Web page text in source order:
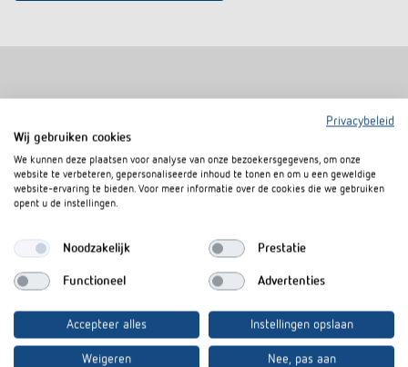
Afstandsraam 10 AL Afstandsraam
Privacybeleid
Wij gebruiken cookies
We kunnen deze plaatsen voor analyse van onze bezoekersgegevens, om onze
website te verbeteren, gepersonaliseerde inhoud te tonen en om u een geweldige
website-ervaring te bieden. Voor meer informatie over de cookies die we gebruiken
opent u de instellingen.
Noodzakelijk Prestatie
Functioneel Advertenties
Accepteer alles Instellingen opslaan
Weigeren Nee, pas aan